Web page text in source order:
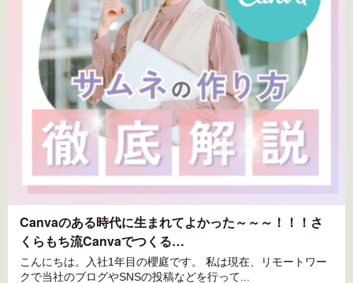
Canvaのある時代に生まれてよかった～～～！！！さ
くらもち流Canvaでつくる…
こんにちは。入社1年目の櫻庭です。 私は現在、リモートワー
クで当社のブログやSNSの投稿などを行って...